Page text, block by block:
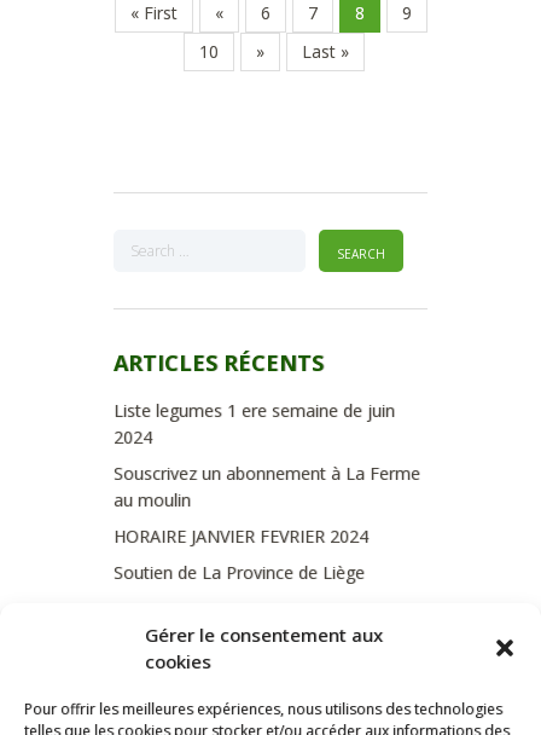
Gérer le consentement aux
cookies
Pour offrir les meilleures expériences, nous utilisons des technologies
telles que les cookies pour stocker et/ou accéder aux informations des
« First « 6 7 8
9
10
» Last »
ARTICLES RÉCENTS
Liste legumes 1 ere semaine de juin
2024
Souscrivez un abonnement à La Ferme
au moulin
HORAIRE JANVIER FEVRIER 2024
Soutien de La Province de Liège
DIMANCHE 3/09 DE 10H A 18H